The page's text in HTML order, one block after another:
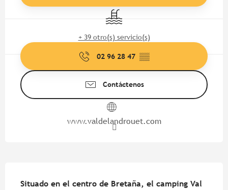
Piscina
+ 39 otro(s) servicio(s)
02 96 28 47 ▒▒
Contáctenos
www.valdelandrouet.com
Situado en el centro de Bretaña, el camping Val